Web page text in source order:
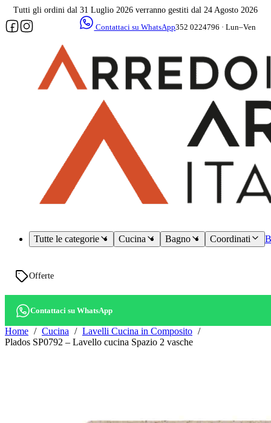
Tutti gli ordini dal 31 Luglio 2026 verranno gestiti dal 24 Agosto 2026
Contattaci su WhatsApp352 0224796 · Lun–Ven
Tutte le categorie Cucina Bagno Coordinati
Offerte
Contattaci su WhatsApp
Home Cucina
Lavelli Cucina in Composito
Plados SP0792 – Lavello cucina Spazio 2 vasche